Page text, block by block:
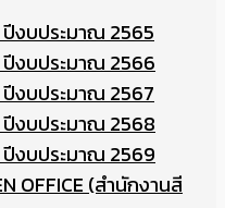
งบประมาณ 2565
งบประมาณ 2566
งบประมาณ 2567
งบประมาณ 2568
งบประมาณ 2569
OFFICE (สำนักงานสี